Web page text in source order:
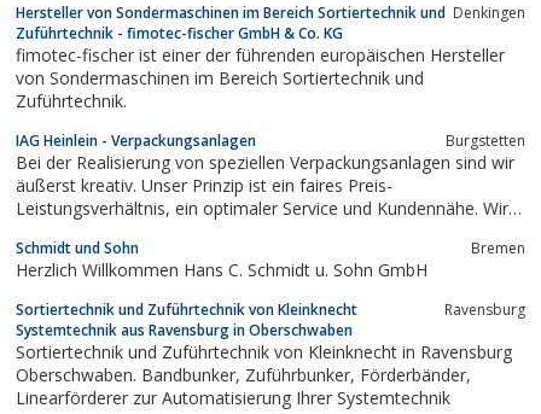
Hersteller von Sondermaschinen im Bereich Sortiertechnik und
Zuführtechnik - fimotec-fischer GmbH & Co. KG
Denkingen
fimotec-fischer ist einer der führenden europäischen Hersteller
von Sondermaschinen im Bereich Sortiertechnik und
Zuführtechnik.
IAG Heinlein - Verpackungsanlagen Burgstetten
Bei der Realisierung von speziellen Verpackungsanlagen sind wir
äußerst kreativ. Unser Prinzip ist ein faires Preis-
Leistungsverhältnis, ein optimaler Service und Kundennähe. Wir
vernünftigem Preis.
Schmidt und Sohn Bremen
Herzlich Willkommen Hans C. Schmidt u. Sohn GmbH
Sortiertechnik und Zuführtechnik von Kleinknecht
Systemtechnik aus Ravensburg in Oberschwaben
Ravensburg
Sortiertechnik und Zuführtechnik von Kleinknecht in Ravensburg
Oberschwaben. Bandbunker, Zuführbunker, Förderbänder,
Linearförderer zur Automatisierung Ihrer Systemtechnik